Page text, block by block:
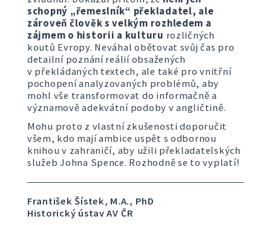
schopný „řemeslník“ překladatel, ale
zároveň člověk s velkým rozhledem a
zájmem o historii a kulturu rozličných
koutů Evropy. Neváhal obětovat svůj čas pro
detailní poznání reálií obsažených
v překládaných textech, ale také pro vnitřní
pochopení analyzovaných problémů, aby
mohl vše transformovat do informačně a
významově adekvátní podoby v angličtině.
Mohu proto z vlastní zkušenosti doporučit
všem, kdo mají ambice uspět s odbornou
knihou v zahraničí, aby užili překladatelských
služeb Johna Spence. Rozhodně se to vyplatí!
František Šístek, M.A., PhD
Historický ústav AV ČR